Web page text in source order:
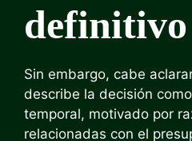
definitivo
Sin embargo, cabe
describe la decisión
temporal, motivado por
relacionadas con el